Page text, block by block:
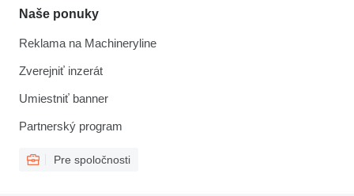
Naše ponuky
Reklama na Machineryline
Zverejniť inzerát
Umiestniť banner
Partnerský program
Pre spoločnosti